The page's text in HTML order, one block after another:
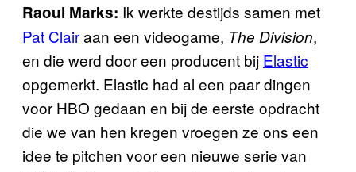
Raoul Marks: Ik werkte destijds samen met
Pat Clairaan een videogame, The Division,
en die werd door een producent bij Elastic
opgemerkt. Elastic had al een paar dingen
voor HBO gedaan en bij de eerste opdracht
die we van hen kregen vroegen ze ons een
idee te pitchen voor een nieuwe serie van